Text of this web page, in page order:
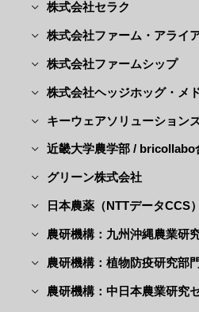
株式会社セラク
株式会社ファーム・アライ
株式会社ファームシップ
株式会社ヘッジホッグ・メ
キーウェアソリューション
近畿大学農学部 / bricollabo
グリーン株式会社
日本農薬（NTTデータCCS）
農研機構：九州沖縄農業研
農研機構：植物防疫研究部門
農研機構：中日本農業研究